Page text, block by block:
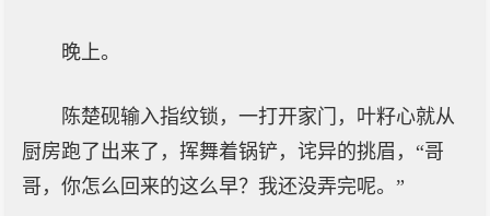
晚上。
陈楚砚输入指纹锁，一打开家门，叶籽心就从
厨房跑了出来了，挥舞着锅铲，诧异的挑眉，“哥
哥，你怎么回来的这么早？我还没弄完呢。”